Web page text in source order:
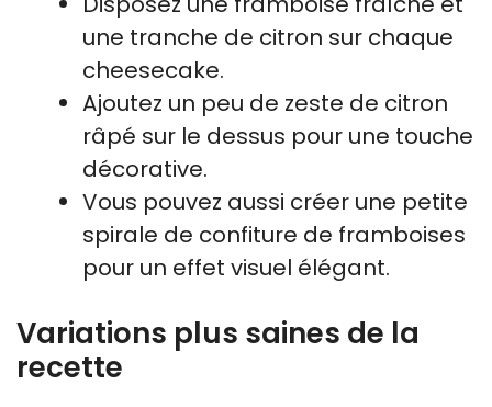
une tranche de citron sur chaque
cheesecake.
Ajoutez un peu de zeste de citron
râpé sur le dessus pour une touche
décorative.
Vous pouvez aussi créer une petite
spirale de confiture de framboises
pour un effet visuel élégant.
Variations plus saines de la
recette